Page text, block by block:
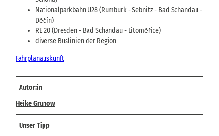
Nationalparkbahn U28 (Rumburk - Sebnitz - Bad Schandau -
Děčín)
RE 20 (Dresden - Bad Schandau - Litoměřice)
diverse Buslinien der Region
Fahrplanauskunft
Autor:in
Heike Grunow
Unser Tipp